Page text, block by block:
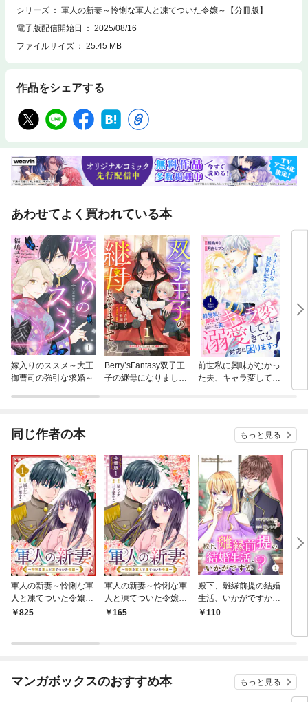
シリーズ
軍人の新妻～怜悧な軍人と凍てついた令嬢～【分冊版】
電子版配信開始日
2025/08/16
ファイルサイズ
25.45 MB
作品をシェアする
あわせてよく買われている本
嫁入りのススメ～大正
御曹司の強引な求婚～
Berry’sFantasy双子王
子の継母になりまして
前世私に興味がなかっ
た夫、キャラ変して溺
籠
げ
今
同じ作者の本 もっと見る
軍人の新妻～怜悧な軍
人と凍てついた令嬢～
(1)825
軍人の新妻～怜悧な軍
人と凍てついた令嬢～
【分冊版】1
165
殿下、離縁前提の結婚
生活、いかがですか？
1巻110
マンガボックスのおすすめ本 もっと見る